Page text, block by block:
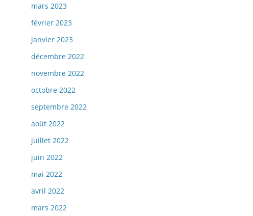
mars 2023
février 2023
janvier 2023
décembre 2022
novembre 2022
octobre 2022
septembre 2022
août 2022
juillet 2022
juin 2022
mai 2022
avril 2022
mars 2022